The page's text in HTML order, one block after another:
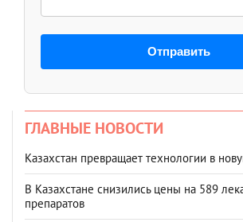
Отправить
ГЛАВНЫЕ НОВОСТИ
Казахстан превращает технологии в
В Казахстане снизились цены на 589
препаратов